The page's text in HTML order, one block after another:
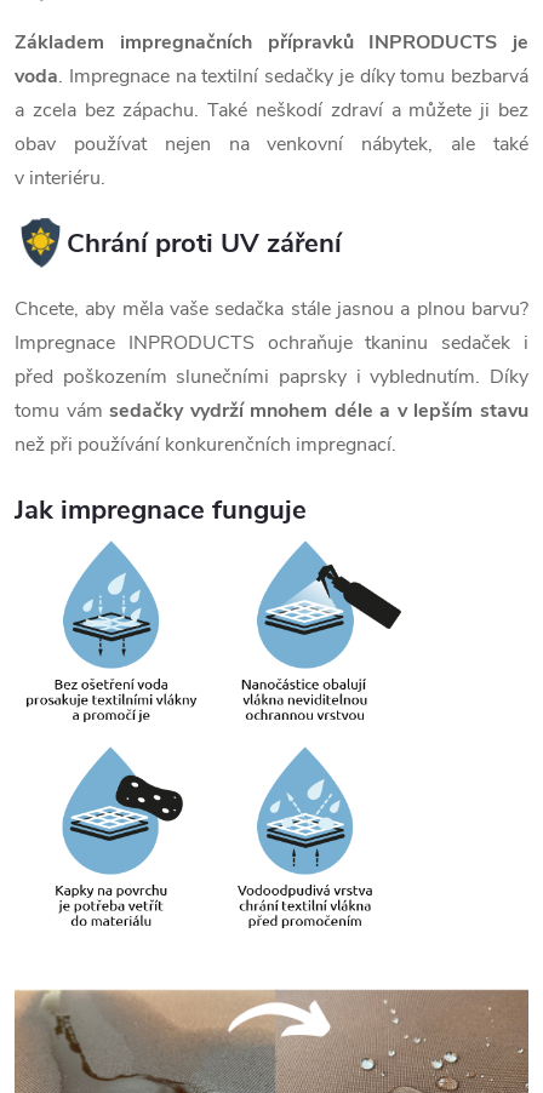
Základem impregnačních přípravků INPRODUCTS je
voda. Impregnace na textilní sedačky je díky tomu bezbarvá
a zcela bez zápachu. Také neškodí zdraví a můžete ji bez
obav používat nejen na venkovní nábytek, ale také
v interiéru.
Chrání proti UV záření
Chcete, aby měla vaše sedačka stále jasnou a plnou barvu?
Impregnace INPRODUCTS ochraňuje tkaninu sedaček i
před poškozením slunečními paprsky i vyblednutím. Díky
tomu vámsedačky vydrží mnohem déle a v lepším stavu
než při používání konkurenčních impregnací.
Jak impregnace funguje